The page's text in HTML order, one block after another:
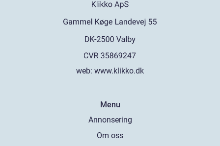
web: www.klikko.dk
Menu
Annonsering
Om oss